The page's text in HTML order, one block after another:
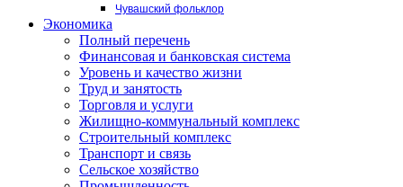
Чувашский фольклор
Экономика
Полный перечень
Финансовая и банковская система
Уровень и качество жизни
Труд и занятость
Торговля и услуги
Жилищно-коммунальный комплекс
Строительный комплекс
Транспорт и связь
Сельское хозяйство